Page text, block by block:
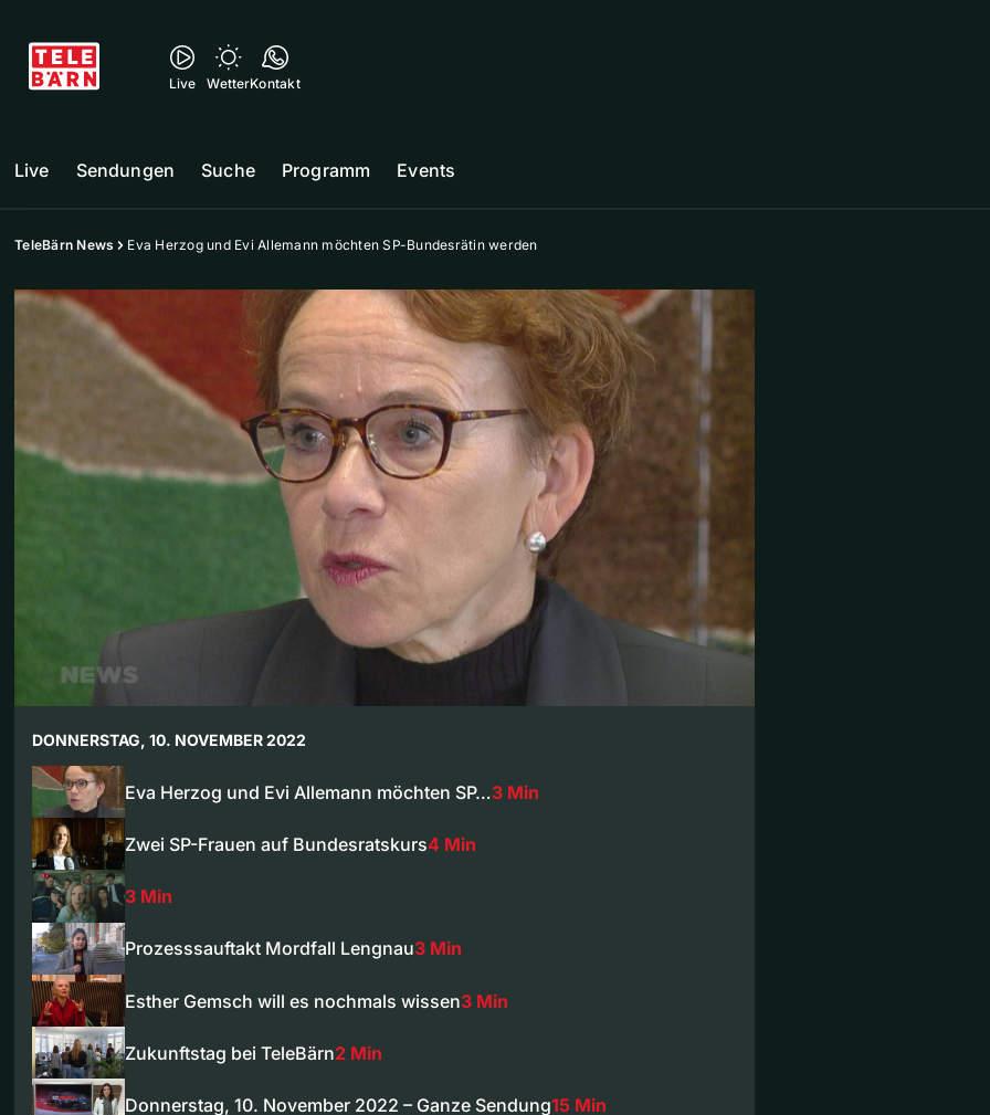
Live WetterKontakt
Live Sendungen Suche Programm Events
TeleBärn News Eva Herzog und Evi Allemann möchten SP-Bundesrätin werden
DONNERSTAG, 10. NOVEMBER 2022
Eva Herzog und Evi Allemann möchten SP…3 Min
Zwei SP-Frauen auf Bundesratskurs4 Min
3 Min
Prozesssauftakt Mordfall Lengnau3 Min
Esther Gemsch will es nochmals wissen3 Min
Zukunftstag bei TeleBärn2 Min
Donnerstag, 10. November 2022 – Ganze Sendung15 Min